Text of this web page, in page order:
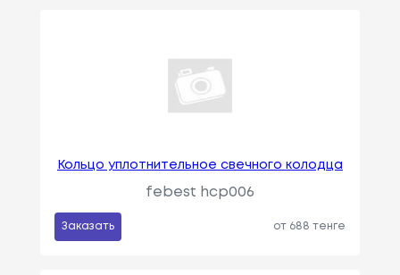
Кольцо уплотнительное свечного колодца
febest hcp006
Заказать от 688 тенге